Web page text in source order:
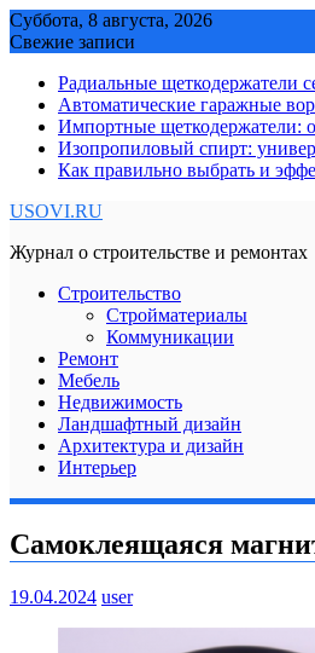
Skip
to
Суббота, 8 августа, 2026
Свежие записи
Радиальные
Автоматические гаражные
Импортные щеткодержатели:
Изопропиловый спирт:
Как правильно выбрать и
USOVI.RU
Журнал о строительстве и ремонтах
Строительство
Стройматериалы
Коммуникации
Ремонт
Мебель
Недвижимость
Ландшафтный дизайн
Архитектура и дизайн
Интерьер
Самоклеящаяся
19.04.2024 user